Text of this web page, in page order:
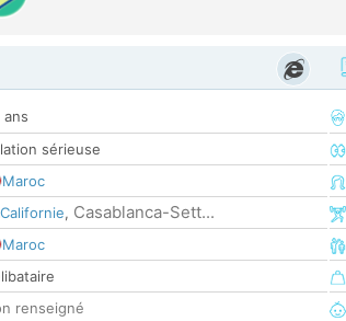
ans
sérieuse
Maroc
Californie, Casablanca-Sett...
Maroc
renseigné